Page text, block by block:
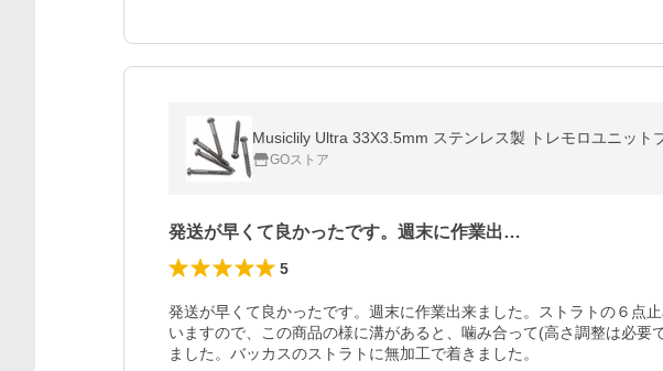
Musiclily Ultra 33X3.5mm ステンレス製 トレモロユニッ
GOストア
発送が早くて良かったです。週末に作業出…
5
発送が早くて良かったです。週末に作業出来ました。ストラトの６点
いますので、この商品の様に溝があると、噛み合って(高さ調整は必要
ました。バッカスのストラトに無加工で着きました。